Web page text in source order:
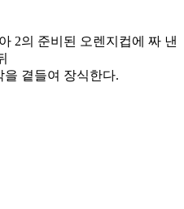
2의 준비된 오렌지컵에 짜 낸
을 곁들여 장식한다.